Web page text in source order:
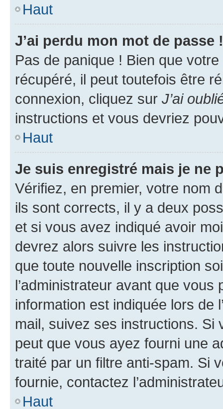
Haut
J’ai perdu mon mot de passe !
Pas de panique ! Bien que
récupéré, il peut toutefois être
connexion, cliquez sur J’ai
instructions et vous devriez
Haut
Je suis enregistré mais je ne
Vérifiez, en premier, votre nom
ils sont corrects, il y a deux
et si vous avez indiqué avoir
devrez alors suivre les
que toute nouvelle inscription
l’administrateur avant que
information est indiquée lors de
mail, suivez ses instructions. Si
peut que vous ayez fourni une
traité par un filtre anti-spam. Si
fournie, contactez
Haut